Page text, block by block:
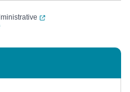
(ouverture dans un
dans un nouvel onglet)